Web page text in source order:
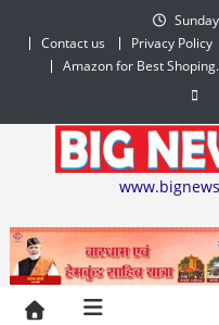
content
Contact us
Privacy Policy
Amazon for Best